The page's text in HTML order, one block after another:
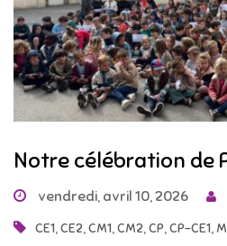
Notre célébration de
vendredi, avril 10, 2026
CE1,CE2,CM1,CM2,CP,CP-CE1,